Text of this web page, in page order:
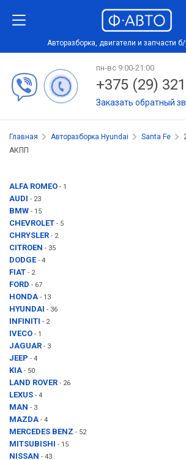
Авторазборка, двигатели и запчасти
пн-вс 9:00-21:00
+375 (29)
Заказать обратный
Главная Авторазборка Hyundai Santa Fe
АКПП
ALFA ROMEO - 1
AUDI - 23
BMW - 15
CHEVROLET - 5
CHRYSLER - 2
CITROEN - 35
DODGE - 4
FIAT - 2
FORD - 67
HONDA - 13
HYUNDAI - 36
INFINITI - 2
IVECO - 1
JAGUAR - 3
JEEP - 4
KIA - 50
LAND ROVER - 26
LEXUS - 4
MAN - 3
MAZDA - 4
MERCEDES BENZ - 52
MITSUBISHI - 15
NISSAN - 43